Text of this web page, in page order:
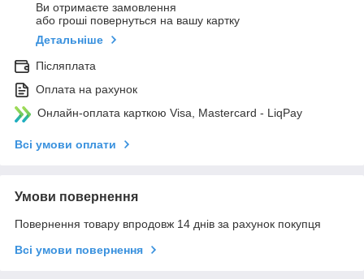
Ви отримаєте замовлення
або гроші повернуться на вашу картку
Детальніше
Післяплата
Оплата на рахунок
Онлайн-оплата карткою Visa, Mastercard - LiqPay
Всі умови оплати
Умови повернення
Повернення товару впродовж 14 днів за рахунок покупця
Всі умови повернення